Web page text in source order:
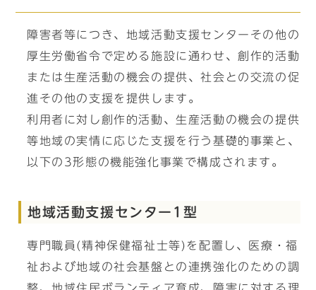
障害者等につき、地域活動支援センターその他の
厚生労働省令で定める施設に通わせ、創作的活動
または生産活動の機会の提供、社会との交流の促
進その他の支援を提供します。
利用者に対し創作的活動、生産活動の機会の提供
等地域の実情に応じた支援を行う基礎的事業と、
以下の3形態の機能強化事業で構成されます。
地域活動支援センター1型
専門職員(精神保健福祉士等)を配置し、医療・福
祉および地域の社会基盤との連携強化のための調